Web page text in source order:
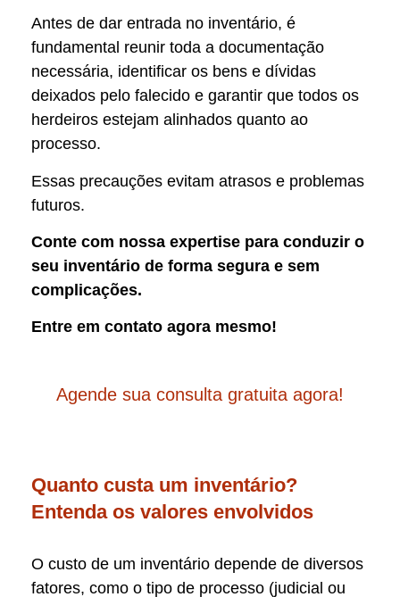
Antes de dar entrada no inventário, é
fundamental reunir toda a documentação
necessária, identificar os bens e dívidas
deixados pelo falecido e garantir que todos os
herdeiros estejam alinhados quanto ao
processo.
Essas precauções evitam atrasos e problemas
futuros.
Conte com nossa expertise para conduzir o
seu inventário de forma segura e sem
complicações.
Entre em contato agora mesmo!
Agende sua consulta gratuita agora!
Quanto custa um inventário?
Entenda os valores envolvidos
O custo de um inventário depende de diversos
fatores, como o tipo de processo (judicial ou